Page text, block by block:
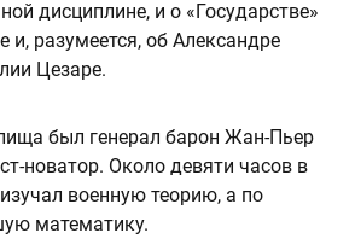
дисциплине, и о «Государстве»
и, разумеется, об Александре
Цезаре.
был генерал барон Жан-Пьер
новатор. Около девяти часов в
военную теорию, а по
математику.